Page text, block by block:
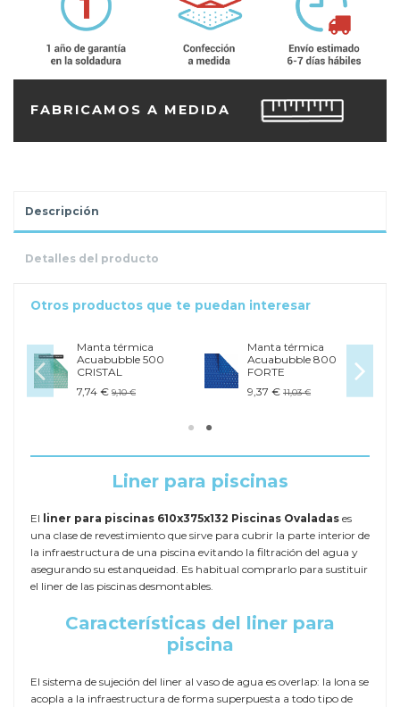
FABRICAMOS A MEDIDA
Descripción
Detalles del producto
Otros productos que te puedan interesar
Manta térmica
Acuabubble 500
CRISTAL
7,74 € 9,10 €
Manta térmica
Acuabubble 800
FORTE
9,37 € 11,03 €
Liner para piscinas
El liner para piscinas 610x375x132 Piscinas Ovaladas es
una clase de revestimiento que sirve para cubrir la parte interior de
la infraestructura de una piscina evitando la filtración del agua y
asegurando su estanqueidad. Es habitual comprarlo para sustituir
el liner de las piscinas desmontables.
Características del liner para
piscina
El sistema de sujeción del liner al vaso de agua es overlap: la lona se
acopla a la infraestructura de forma superpuesta a todo tipo de